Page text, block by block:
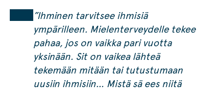
”Ihminen tarvitsee ihmisiä
ympärilleen. Mielenterveydelle tekee
pahaa, jos on vaikka pari vuotta
yksinään. Sit on vaikea lähteä
tekemään mitään tai tutustumaan
uusiin ihmisiin… Mistä sä ees niitä